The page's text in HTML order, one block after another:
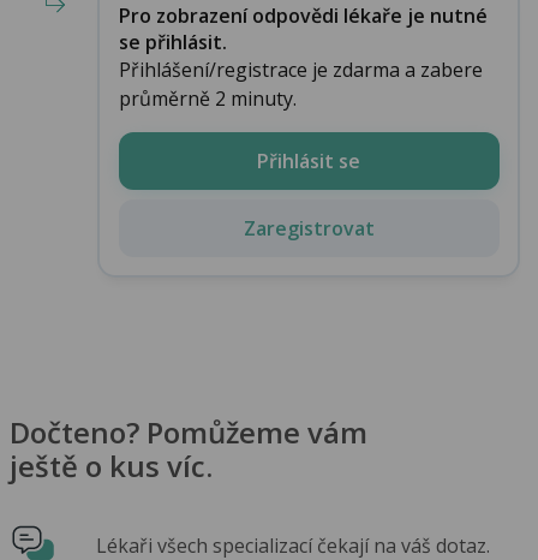
Pro zobrazení odpovědi lékaře je nutné
se přihlásit.
Přihlášení/registrace je zdarma a zabere
průměrně 2 minuty.
Přihlásit se
Zaregistrovat
Dočteno? Pomůžeme vám
ještě o kus víc.
Lékaři všech specializací čekají na váš dotaz.